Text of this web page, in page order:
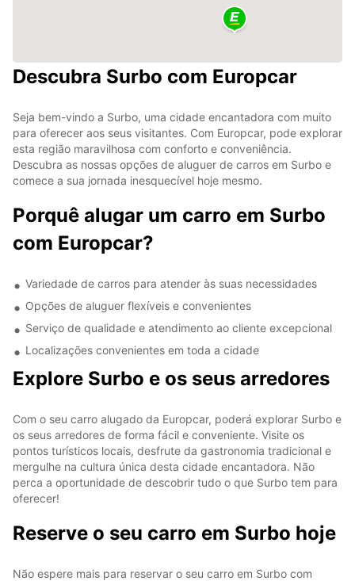
Descubra Surbo com Europcar
Seja bem-vindo a Surbo, uma cidade encantadora com muito
para oferecer aos seus visitantes. Com Europcar, pode explorar
esta região maravilhosa com conforto e conveniência.
Descubra as nossas opções de aluguer de carros em Surbo e
comece a sua jornada inesquecível hoje mesmo.
Porquê alugar um carro em Surbo
com Europcar?
Variedade de carros para atender às suas necessidades
Opções de aluguer flexíveis e convenientes
Serviço de qualidade e atendimento ao cliente excepcional
Localizações convenientes em toda a cidade
Explore Surbo e os seus arredores
Com o seu carro alugado da Europcar, poderá explorar Surbo e
os seus arredores de forma fácil e conveniente. Visite os
pontos turísticos locais, desfrute da gastronomia tradicional e
mergulhe na cultura única desta cidade encantadora. Não
perca a oportunidade de descobrir tudo o que Surbo tem para
oferecer!
Reserve o seu carro em Surbo hoje
Não espere mais para reservar o seu carro em Surbo com